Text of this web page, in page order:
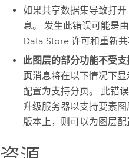
如果共享数据集导致打开
息。 发生此错误可能是
Data Store许可和重新共
此图层的部分功能不受
页消息将在以下情况下
配置为支持分页。 此错
升级服务器以支持要素
版本上，则可以为图层配